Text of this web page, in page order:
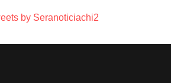
by Seranoticiachi2